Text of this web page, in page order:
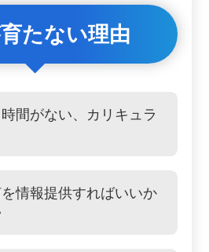
たない理由
間がない、カリキュラ
情報提供すればいいか